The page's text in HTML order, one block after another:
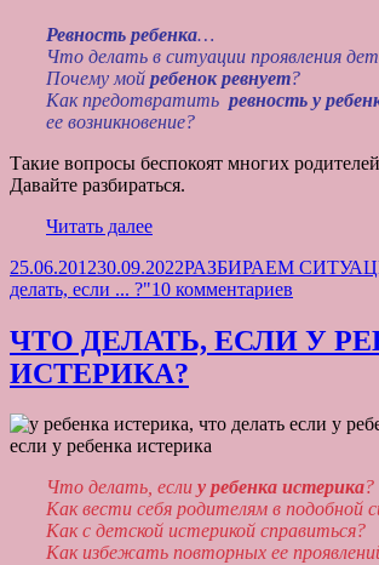
Ревность ребенка…
Что делать в ситуации проявления
Почему мой ребенок ревнует?
Как предотвратить ревность у
ее возникновение?
Такие вопросы беспокоят многих
Давайте разбираться.
Читать далееКАК
ДЕТСКОЙ
РЕВНОСТИ?
Опубликовано
25.06.201230.09.2022Рубрики
РАЗБИРАЕМ
делать, если ... ?"10 комментариев
КАК
ЧТО ДЕЛАТЬ, ЕСЛИ У
ИСТЕРИКА?
Что делать, если у ребенка истерика?
Как вести себя родителям в подобной
Как с детской истерикой справиться?
Как избежать повторных ее